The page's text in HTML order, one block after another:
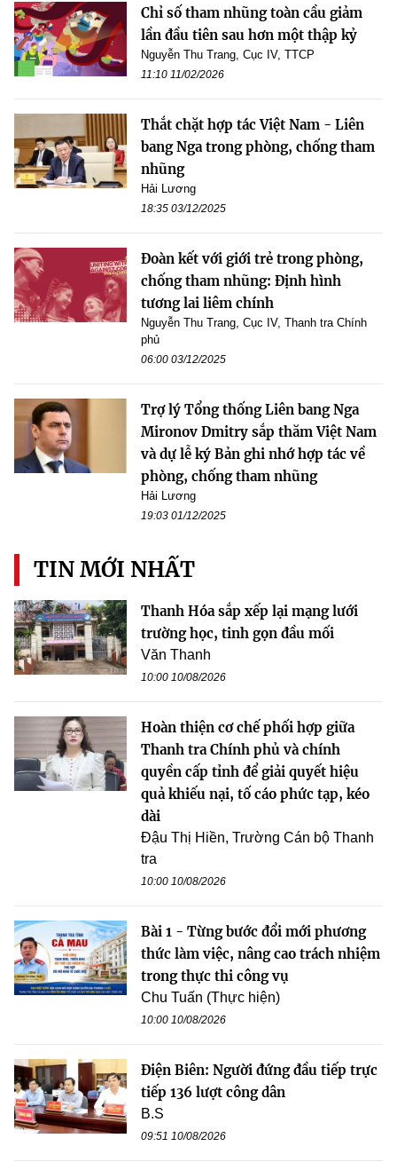
Chỉ số tham nhũng toàn cầu giảm
lần đầu tiên sau hơn một thập kỷ
Nguyễn Thu Trang, Cục IV, TTCP
11:10 11/02/2026
Thắt chặt hợp tác Việt Nam - Liên
bang Nga trong phòng, chống tham
nhũng
Hải Lương
18:35 03/12/2025
Đoàn kết với giới trẻ trong phòng,
chống tham nhũng: Định hình
tương lai liêm chính
Nguyễn Thu Trang, Cục IV, Thanh tra Chính
phủ
06:00 03/12/2025
Trợ lý Tổng thống Liên bang Nga
Mironov Dmitry sắp thăm Việt Nam
và dự lễ ký Bản ghi nhớ hợp tác về
phòng, chống tham nhũng
Hải Lương
19:03 01/12/2025
TIN MỚI NHẤT
Thanh Hóa sắp xếp lại mạng lưới
trường học, tinh gọn đầu mối
Văn Thanh
10:00 10/08/2026
Hoàn thiện cơ chế phối hợp giữa
Thanh tra Chính phủ và chính
quyền cấp tỉnh để giải quyết hiệu
quả khiếu nại, tố cáo phức tạp, kéo
dài
Đậu Thị Hiền, Trường Cán bộ Thanh
tra
10:00 10/08/2026
Bài 1 - Từng bước đổi mới phương
thức làm việc, nâng cao trách nhiệm
trong thực thi công vụ
Chu Tuấn (Thực hiện)
10:00 10/08/2026
Điện Biên: Người đứng đầu tiếp trực
tiếp 136 lượt công dân
B.S
09:51 10/08/2026